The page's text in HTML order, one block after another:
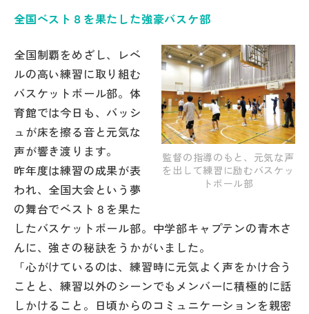
説明会・イベント情報
学校からのお知らせ
学校HP最新情報
特集
NettyLandかわら版
その他
全国ベスト８を果たした強豪バスケ部
監督の指導のもと、元気な声
を出して練習に励むバスケッ
トボール部
全国制覇をめざし、レベ
ルの高い練習に取り組む
バスケットボール部。体
育館では今日も、バッシ
ュが床を擦る音と元気な
声が響き渡ります。
昨年度は練習の成果が表
われ、全国大会という夢
の舞台でベスト８を果た
したバスケットボール部。中学部キャプテンの青木さ
んに、強さの秘訣をうかがいました。
「心がけているのは、練習時に元気よく声をかけ合う
ことと、練習以外のシーンでもメンバーに積極的に話
しかけること。日頃からのコミュニケーションを親密